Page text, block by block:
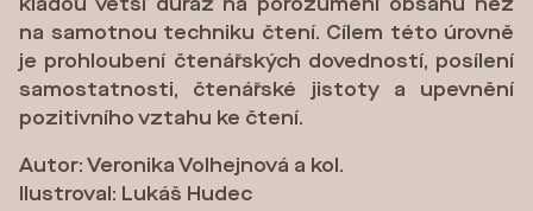
kladou větší důraz na porozumění obsahu než
na samotnou techniku čtení. Cílem této úrovně
je prohloubení čtenářských dovedností, posílení
samostatnosti, čtenářské jistoty a upevnění
pozitivního vztahu ke čtení.
Autor: Veronika Volhejnová a kol.
Ilustroval: Lukáš Hudec